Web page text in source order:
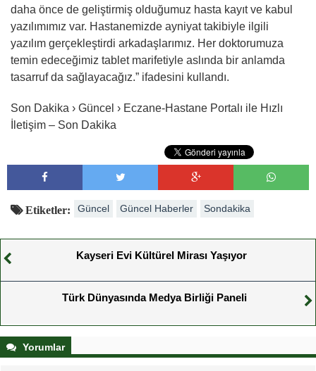
daha önce de geliştirmiş olduğumuz hasta kayıt ve kabul
yazılımımız var. Hastanemizde ayniyat takibiyle ilgili
yazılım gerçekleştirdi arkadaşlarımız. Her doktorumuza
temin edeceğimiz tablet marifetiyle aslında bir anlamda
tasarruf da sağlayacağız.” ifadesini kullandı.
Son Dakika › Güncel › Eczane-Hastane Portalı ile Hızlı
İletişim – Son Dakika
Etiketler: Güncel Güncel Haberler Sondakika
Kayseri Evi Kültürel Mirası Yaşıyor
Türk Dünyasında Medya Birliği Paneli
Yorumlar